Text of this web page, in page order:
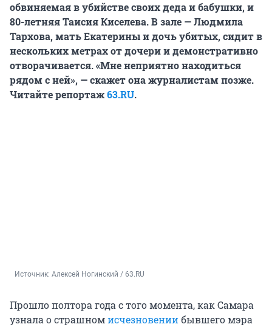
обвиняемая в убийстве своих деда и бабушки, и
80-летняя Таисия Киселева. В зале — Людмила
Тархова, мать Екатерины и дочь убитых, сидит в
нескольких метрах от дочери и демонстративно
отворачивается. «Мне неприятно находиться
рядом с ней», — скажет она журналистам позже.
Читайте репортаж63.RU.
Источник: Алексей Ногинский / 63.RU
Прошло полтора года с того момента, как Самара
узнала о страшномисчезновениибывшего мэра